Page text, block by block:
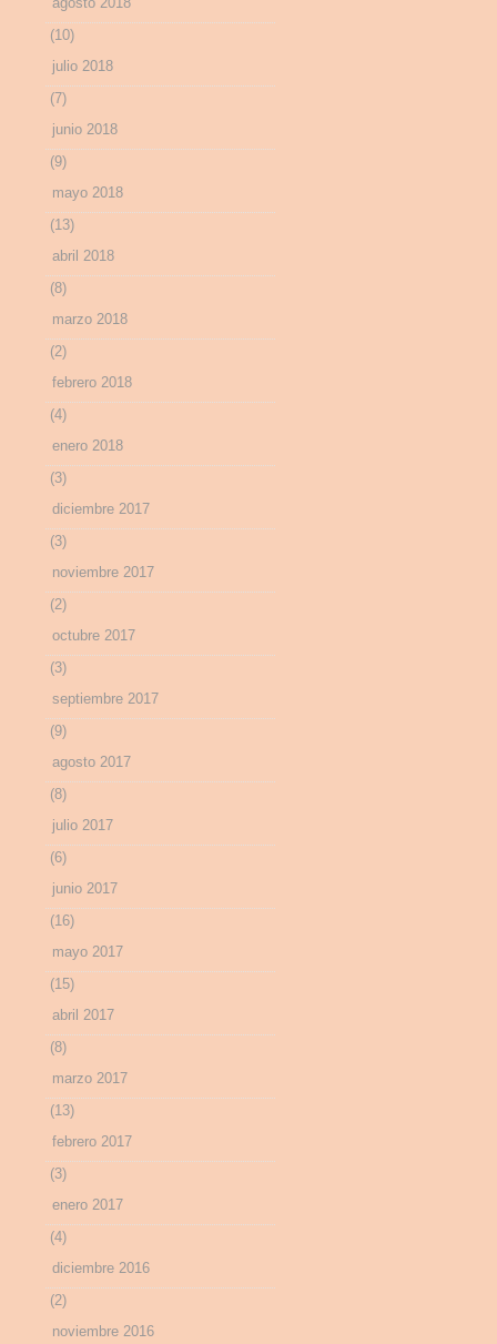
(10)
julio 2018
(7)
junio 2018
(9)
mayo 2018
(13)
abril 2018
(8)
marzo 2018
(2)
febrero 2018
(4)
enero 2018
(3)
diciembre 2017
(3)
noviembre 2017
(2)
octubre 2017
(3)
septiembre 2017
(9)
agosto 2017
(8)
julio 2017
(6)
junio 2017
(16)
mayo 2017
(15)
abril 2017
(8)
marzo 2017
(13)
febrero 2017
(3)
enero 2017
(4)
diciembre 2016
(2)
noviembre 2016